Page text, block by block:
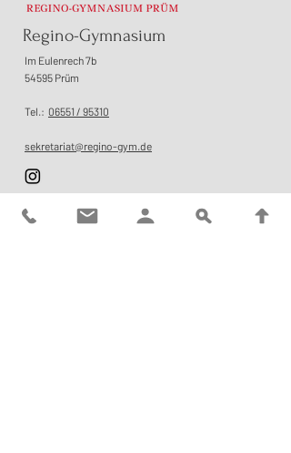
Regino-Gymnasium
Im Eulenrech 7b
54595 Prüm
Tel.: 06551 / 95310
​sekretariat@regino-gym.de